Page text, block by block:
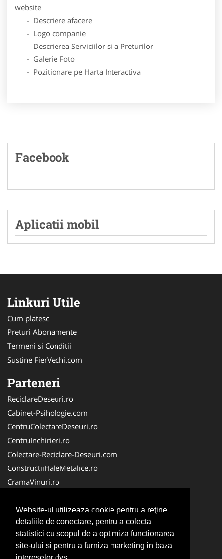
Website-ul utilizeaza cookie pentru a reţine
detaliile de conectare, pentru a colecta
statistici cu scopul de a optimiza functionarea
site-ului si pentru a furniza marketing in baza
website
- Descriere afacere
- Logo companie
- Descrierea Serviciilor si a Preturilor
- Galerie Foto
- Pozitionare pe Harta Interactiva
Facebook
Aplicatii mobil
Linkuri Utile
Cum platesc
Preturi Abonamente
Termeni si Conditii
Sustine FierVechi.com
Parteneri
ReciclareDeseuri.ro
Cabinet-Psihologie.com
CentruColectareDeseuri.ro
CentruInchirieri.ro
Colectare-Reciclare-Deseuri.com
ConstructiiHaleMetalice.ro
CramaVinuri.ro
ColectareDeseuriMedicale.com
Cabinet Privat
Cabinet-Individual.ro
CuratenieSpatiiComerciale.ro